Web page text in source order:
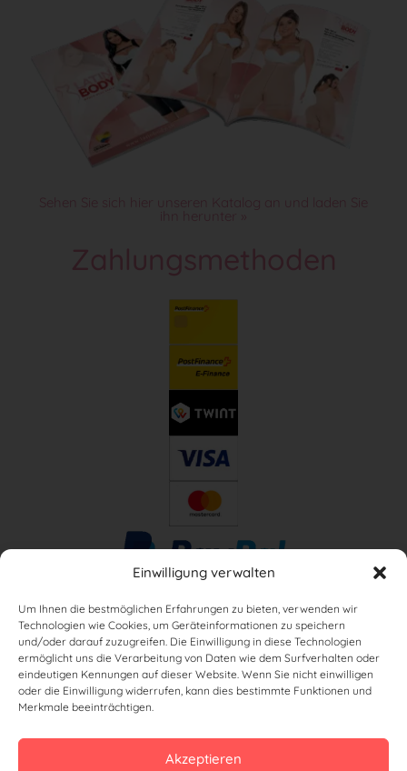
Einwilligung verwalten
Um Ihnen die bestmöglichen Erfahrungen zu bieten, verwenden wir
Technologien wie Cookies, um Geräteinformationen zu speichern
und/oder darauf zuzugreifen. Die Einwilligung in diese Technologien
ermöglicht uns die Verarbeitung von Daten wie dem Surfverhalten oder
eindeutigen Kennungen auf dieser Website. Wenn Sie nicht einwilligen
oder die Einwilligung widerrufen, kann dies bestimmte Funktionen und
Merkmale beeinträchtigen.
Akzeptieren
Sehen Sie sich hier unseren Katalog an und laden Sie
ihn herunter »
Zahlungsmethoden